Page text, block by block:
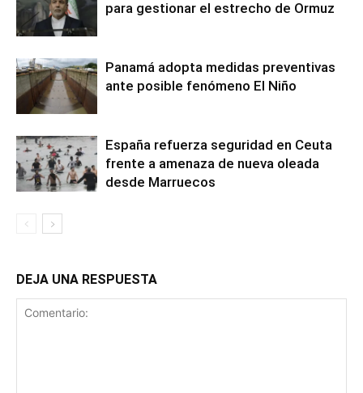
para gestionar el estrecho de Ormuz
Panamá adopta medidas preventivas
ante posible fenómeno El Niño
España refuerza seguridad en Ceuta
frente a amenaza de nueva oleada
desde Marruecos
DEJA UNA RESPUESTA